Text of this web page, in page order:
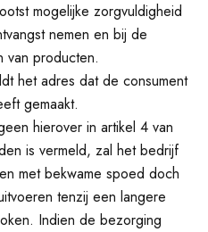
mogelijke zorgvuldigheid
nemen en bij de
van producten.
het adres dat de consument
gemaakt.
hierover in artikel 4 van
is vermeld, zal het bedrijf
met bekwame spoed doch
tenzij een langere
Indien de bezorging